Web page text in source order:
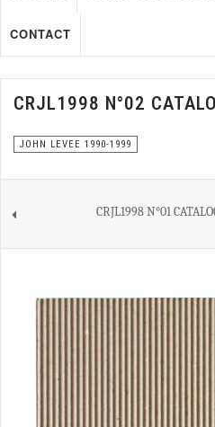
CONTACT
CRJL1998 N°02
JOHN LEVEE 1990-1999
CRJL1998 N°01